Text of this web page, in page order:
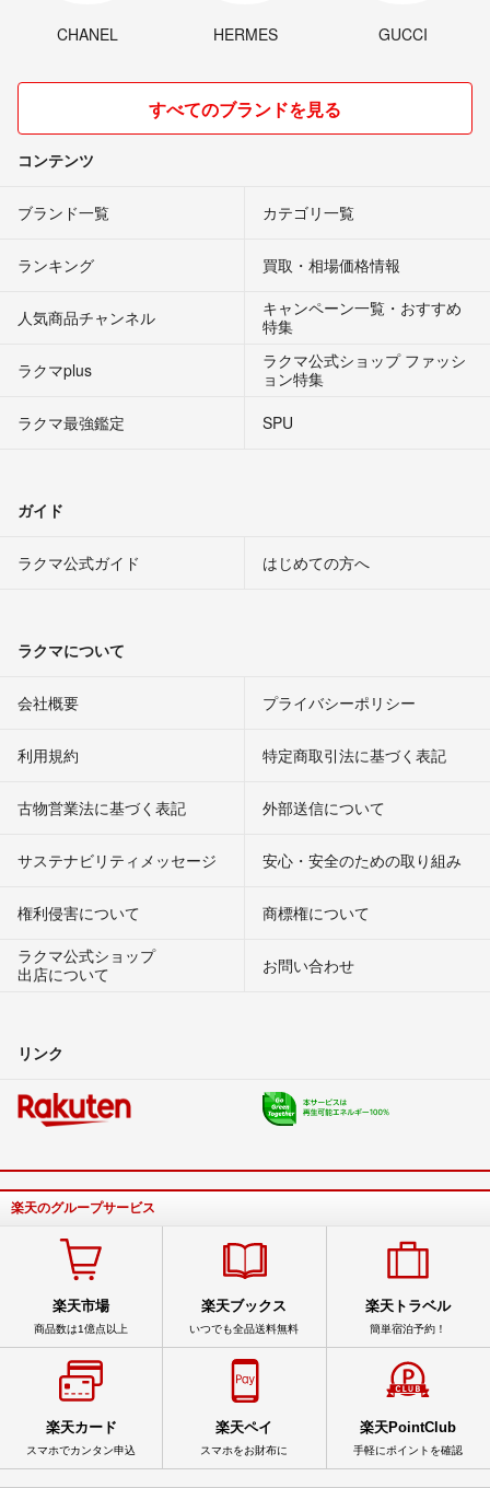
CHANEL HERMES GUCCI
すべてのブランドを見る
コンテンツ
ブランド一覧 カテゴリ一覧
ランキング 買取・相場価格情報
人気商品チャンネル
キャンペーン一覧・おすすめ
特集
ラクマplus
ラクマ公式ショップ ファッシ
ョン特集
ラクマ最強鑑定
SPU
ガイド
ラクマ公式ガイド はじめての方へ
ラクマについて
会社概要 プライバシーポリシー
利用規約 特定商取引法に基づく表記
古物営業法に基づく表記 外部送信について
サステナビリティメッセージ 安心・安全のための取り組み
権利侵害について
商標権について
ラクマ公式ショップ
出店について
お問い合わせ
リンク
楽天のグループサービス
楽天市場
商品数は1億点以上
楽天ブックス
いつでも全品送料無料
楽天トラベル
簡単宿泊予約！
楽天カード
スマホでカンタン申込
楽天ペイ
スマホをお財布に
楽天PointClub
手軽にポイントを確認